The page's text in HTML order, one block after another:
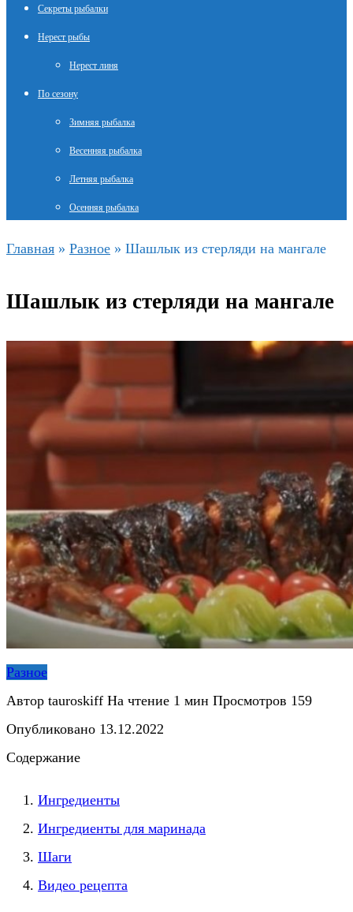
Секреты рыбалки
Нерест рыбы
Нерест линя
По сезону
Зимняя рыбалка
Весенняя рыбалка
Летняя рыбалка
Осенняя рыбалка
Главная » Разное » Шашлык из стерляди на мангале
Шашлык из стерляди на мангале
Разное
Автор tauroskiff На чтение 1 мин Просмотров 159
Опубликовано 13.12.2022
Содержание
Ингредиенты
Ингредиенты для маринада
Шаги
Видео рецепта